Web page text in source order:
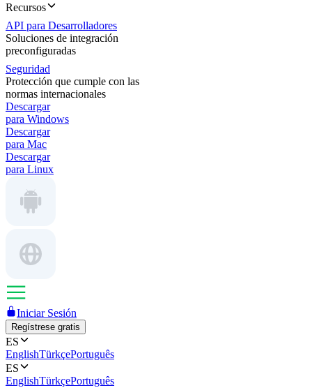
Recursos
API para Desarrolladores
Soluciones de integración
preconfiguradas
Seguridad
Protección que cumple con las
normas internacionales
Descargar
para Windows
Descargar
para Mac
Descargar
para Linux
Iniciar Sesión
Regístrese gratis
ES
EnglishTürkçePortuguês
ES
EnglishTürkçePortuguês